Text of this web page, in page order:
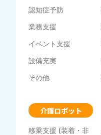
認知症予防
業務支援
イベント支援
設備充実
その他
介護ロボット
移乗支援 (装着・非